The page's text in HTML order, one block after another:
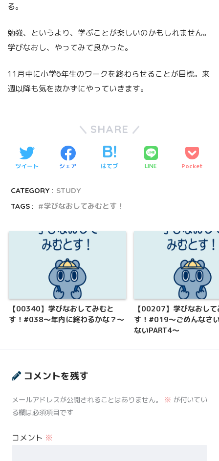
る。
勉強、というより、学ぶことが楽しいのかもしれません。
学びなおし、やってみて良かった。
11月中に小学6年生のワークを終わらせることが目標。来
週以降も気を抜かずにやっていきます。
SHARE
ツイート シェア はてブ LINE Pocket
CATEGORY : STUDY
TAGS :
学びなおしてみむとす！
【00340】学びなおしてみむと
す！#038～年内に終わるかな？～
【00207】学びなおし
す！#019〜ごめんなさ
ないPART4〜
コメントを残す
メールアドレスが公開されることはありません。 ※ が付いてい
る欄は必須項目です
コメント ※